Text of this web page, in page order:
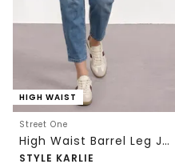
HIGH WAIST
Street One
High Waist Barrel Leg Jeans im Loose Fit
STYLE KARLIE